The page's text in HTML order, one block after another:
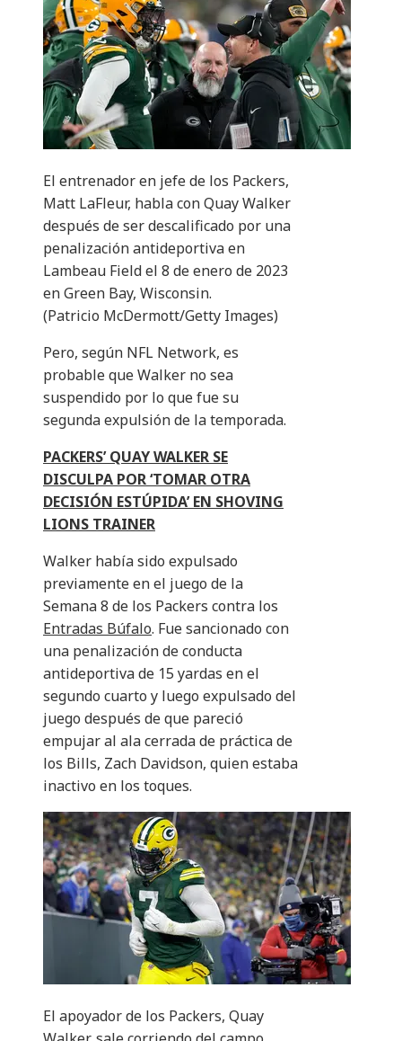
El entrenador en jefe de los Packers,
Matt LaFleur, habla con Quay Walker
después de ser descalificado por una
penalización antideportiva en
Lambeau Field el 8 de enero de 2023
en Green Bay, Wisconsin.
(Patricio McDermott/Getty Images)
Pero, según NFL Network, es
probable que Walker no sea
suspendido por lo que fue su
segunda expulsión de la temporada.
PACKERS’ QUAY WALKER SE
DISCULPA POR ‘TOMAR OTRA
DECISIÓN ESTÚPIDA’ EN SHOVING
LIONS TRAINER
Walker había sido expulsado
previamente en el juego de la
Semana 8 de los Packers contra los
Entradas Búfalo. Fue sancionado con
una penalización de conducta
antideportiva de 15 yardas en el
segundo cuarto y luego expulsado del
juego después de que pareció
empujar al ala cerrada de práctica de
los Bills, Zach Davidson, quien estaba
inactivo en los toques.
El apoyador de los Packers, Quay